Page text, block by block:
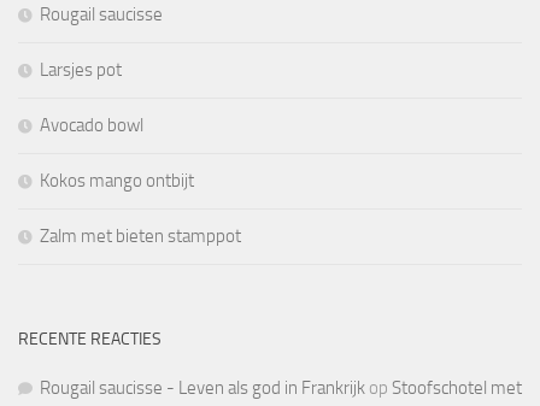
Rougail saucisse
Larsjes pot
Avocado bowl
Kokos mango ontbijt
Zalm met bieten stamppot
RECENTE REACTIES
Rougail saucisse - Leven als god in Frankrijk op Stoofschotel met